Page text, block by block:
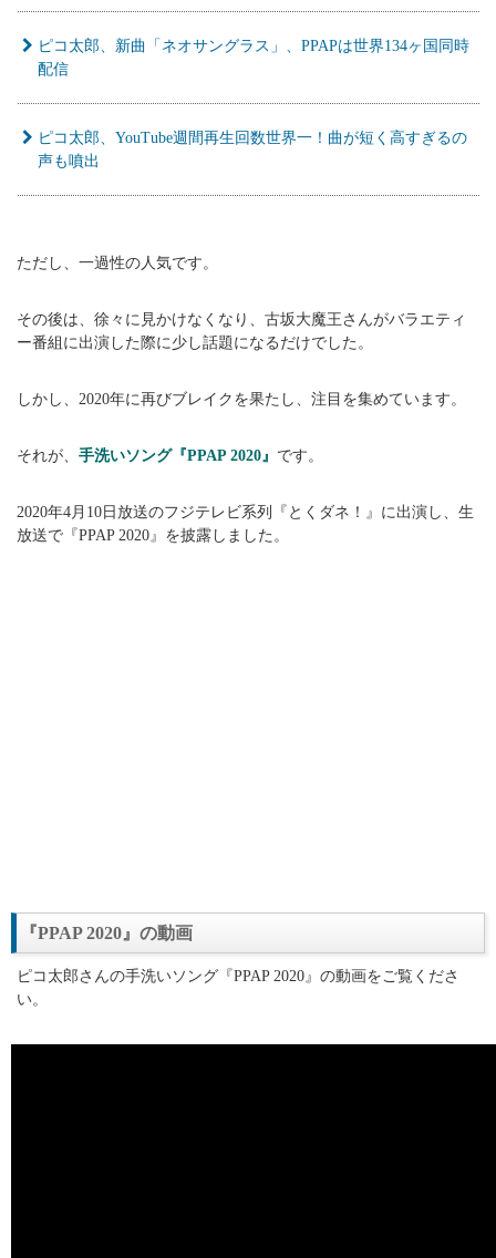
ピコ太郎、新曲「ネオサングラス」、PPAPは世界134ヶ国同時
配信
ピコ太郎、YouTube週間再生回数世界一！曲が短く高すぎるの
声も噴出
ただし、一過性の人気です。
その後は、徐々に見かけなくなり、古坂大魔王さんがバラエティ
ー番組に出演した際に少し話題になるだけでした。
しかし、2020年に再びブレイクを果たし、注目を集めています。
それが、 手洗いソング『PPAP 2020』 です。
2020年4月10日放送のフジテレビ系列『とくダネ！』に出演し、生
放送で『PPAP 2020』を披露しました。
『PPAP 2020』の動画
ピコ太郎さんの手洗いソング『PPAP 2020』の動画をご覧くださ
い。